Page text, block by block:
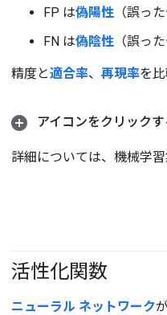
FP は偽陽性 （誤っ
FN は偽陰性 （誤っ
精度と適合率、 再現率を比
アイコンをクリック
詳細については、機械学
活性化関数
ニューラル ネットワーク